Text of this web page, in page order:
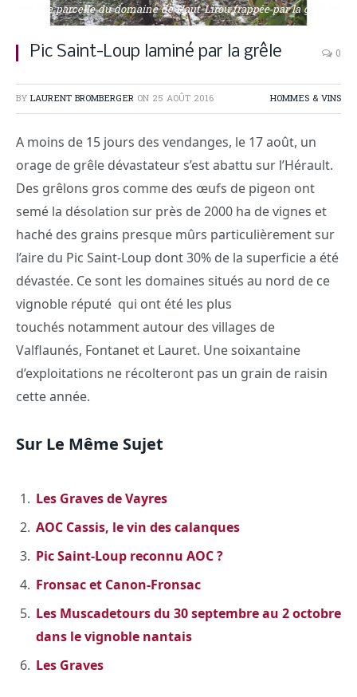
Une parcelle du domaine de Haut-Lirou frappée par la grêle.
Pic Saint-Loup laminé par la grêle 0
BY LAURENT BROMBERGER ON 25 AOÛT 2016 HOMMES & VINS
A moins de 15 jours des vendanges, le 17 août, un
orage de grêle dévastateur s’est abattu sur l’Hérault.
Des grêlons gros comme des œufs de pigeon ont
semé la désolation sur près de 2000 ha de vignes et
haché des grains presque mûrs particulièrement sur
l’aire du Pic Saint-Loup dont 30% de la superficie a été
dévastée. Ce sont les domaines situés au nord de ce
vignoble réputé qui ont été les plus
touchés notamment autour des villages de
Valflaunés, Fontanet et Lauret. Une soixantaine
d’exploitations ne récolteront pas un grain de raisin
cette année.
Sur Le Même Sujet
Les Graves de Vayres
AOC Cassis, le vin des calanques
Pic Saint-Loup reconnu AOC ?
Fronsac et Canon-Fronsac
Les Muscadetours du 30 septembre au 2 octobre
dans le vignoble nantais
Les Graves